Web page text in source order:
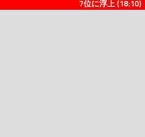
7位に浮上 (18:10)